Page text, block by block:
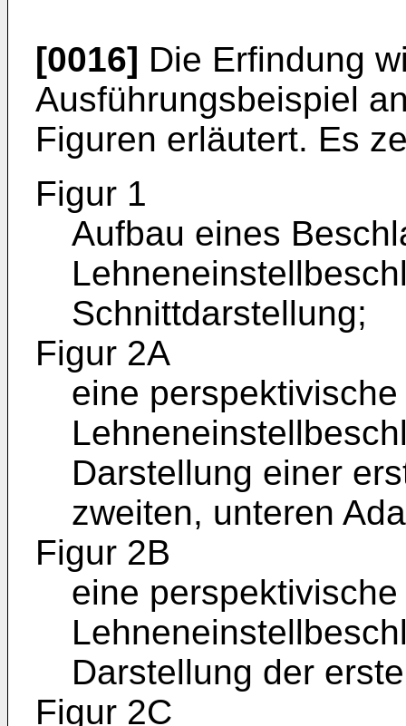
[0016] Die Erfindung
Ausführungsbeispiel
Figuren erläutert. Es
Figur 1
Aufbau eines
Schnittdarstellung;
Figur 2A
eine
Darstellung einer
zweiten, unteren
Figur 2B
eine
Darstellung der
Figur 2C